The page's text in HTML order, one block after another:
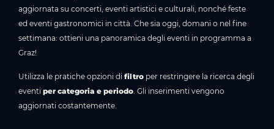
aggiornata su concerti, eventi artistici e culturali, nonché feste
ed eventi gastronomici in città. Che sia oggi, domani o nel fine
settimana: ottieni una panoramica degli eventi in programma a
Graz!
Utilizza le pratiche opzioni di filtro per restringere la ricerca degli
eventi per categoria e periodo . Gli inserimenti vengono
aggiornati costantemente.